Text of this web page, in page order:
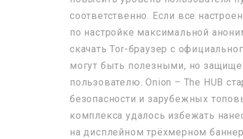
соответственно. Если все
по настройке максимальной
скачать Tor-браузер с
могут быть полезными, но
пользователю. Onion – The HUB
безопасности и зарубежных
комплекса удалось избежать
на дисплейном трёхмерном